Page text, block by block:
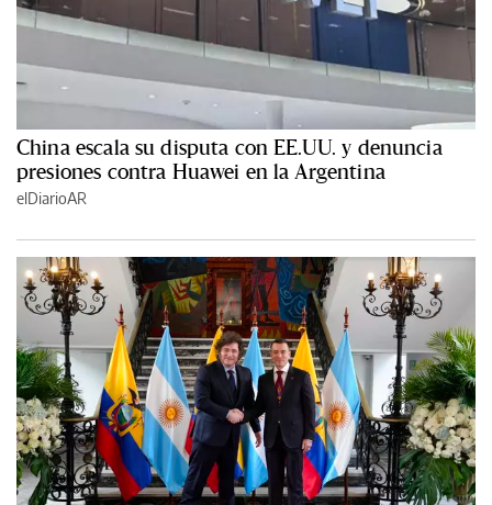
China escala su disputa con EE.UU. y denuncia
presiones contra Huawei en la Argentina
elDiarioAR